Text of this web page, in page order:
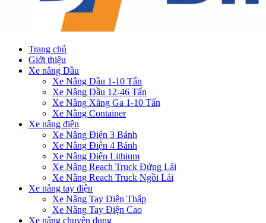
Trang chủ
Giới thiệu
Xe nâng Dầu
Xe Nâng Dầu 1-10 Tấn
Xe Nâng Dầu 12-46 Tấn
Xe Nâng Xăng Ga 1-10 Tấn
Xe Nâng Container
Xe nâng điện
Xe Nâng Điện 3 Bánh
Xe Nâng Điện 4 Bánh
Xe Nâng Điện Lithium
Xe Nâng Reach Truck Đứng Lái
Xe Nâng Reach Truck Ngồi Lái
Xe nâng tay điện
Xe Nâng Tay Điện Thấp
Xe Nâng Tay Điện Cao
Xe nâng chuyên dụng